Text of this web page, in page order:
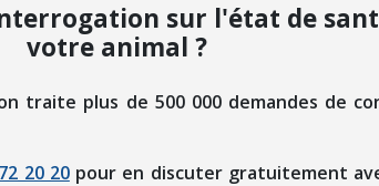
sur l'état de
votre animal ?
traite plus de 500 000 demandes de
20 20pour en discuter gratuitement